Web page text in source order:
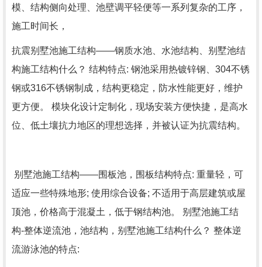
模、结构侧向处理、池壁调平轻便等一系列复杂的工序，
施工时间长，
抗震别墅池施工结构——钢质水池、水池结构、别墅池结
构施工结构什么？ 结构特点: 钢池采用热镀锌钢、304不锈
钢或316不锈钢制成，结构更稳定，防水性能更好，维护
更方便。 模块化设计定制化，现场安装方便快捷，是高水
位、低土壤抗力地区的理想选择，并被认证为抗震结构。
别墅池施工结构——围板池，围板结构特点: 重量轻，可
适应一些特殊地形; 使用综合设备; 不适用于高层建筑或屋
顶池，价格高于混凝土，低于钢结构池。 别墅池施工结
构-整体逆流池，池结构，别墅池施工结构什么？ 整体逆
流游泳池的特点: